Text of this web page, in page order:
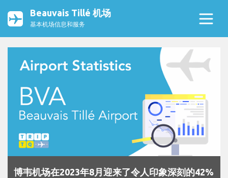
Beauvais Tillé 机场
基本机场信息和服务
博韦机场在2023年8月迎来了令人印象深刻的42%